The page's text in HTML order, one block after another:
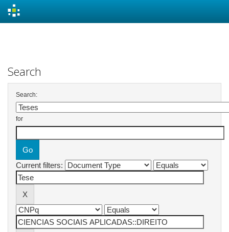
Search
Search:
for
Current filters: